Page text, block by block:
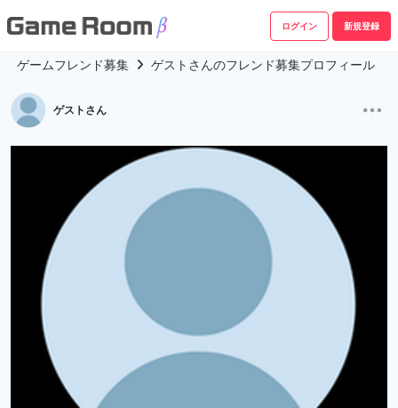
ログイン 新規登録
ゲームフレンド募集 ゲストさんのフレンド募集プロフィール
ゲストさん